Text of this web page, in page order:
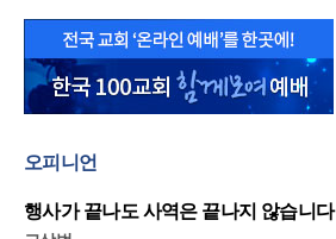
오피니언
행사가 끝나도 사역은 끝나지 않습니다